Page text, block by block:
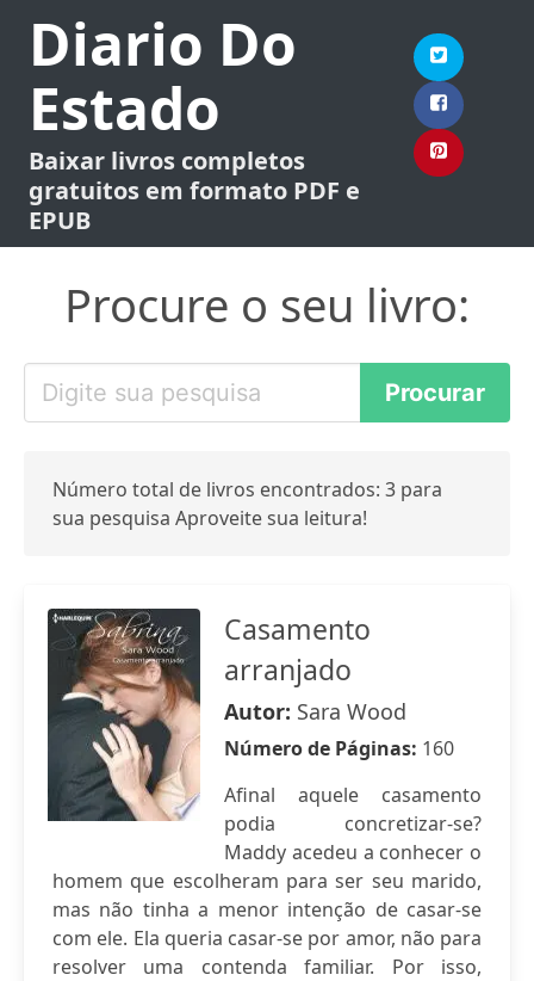
Diario Do
Estado
Baixar livros completos
gratuitos em formato PDF e
EPUB
Procure o seu livro:
Número total de livros encontrados: 3 para
sua pesquisa Aproveite sua leitura!
Casamento
arranjado
Autor: Sara Wood
Número de Páginas: 160
Afinal aquele casamento
podia concretizar-se?
Maddy acedeu a conhecer o
homem que escolheram para ser seu marido,
mas não tinha a menor intenção de casar-se
com ele. Ela queria casar-se por amor, não para
resolver uma contenda familiar. Por isso,